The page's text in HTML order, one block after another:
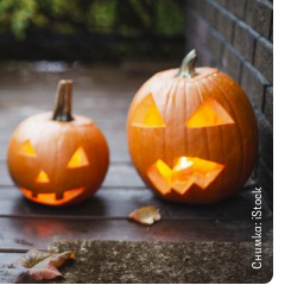
Снимка: iStock